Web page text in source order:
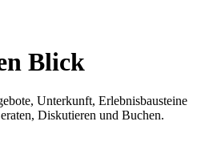
Blick
Unterkunft, Erlebnisbausteine
Diskutieren und Buchen.